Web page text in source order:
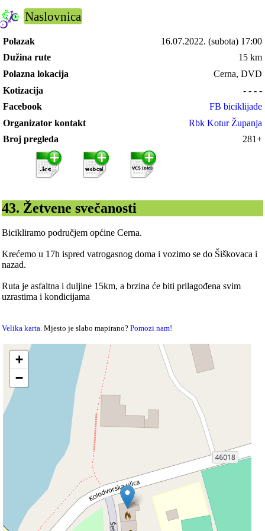
Naslovnica
Polazak 16.07.2022. (subota) 17:00
Dužina rute
15 km
Polazna lokacija
Cerna, DVD
Kotizacija
- - - -
Facebook
FB biciklijade
Organizator kontakt
Rbk Kotur Županja
Broj pregleda
281+
43. Žetvene svečanosti
Bicikliramo područjem općine Cerna.
Krećemo u 17h ispred vatrogasnog doma i vozimo se do Šiškovaca i
nazad.
Ruta je asfaltna i duljine 15km, a brzina će biti prilagođena svim
uzrastima i kondicijama
Velika karta. Mjesto je slabo mapirano?Pomozi nam!
+
−